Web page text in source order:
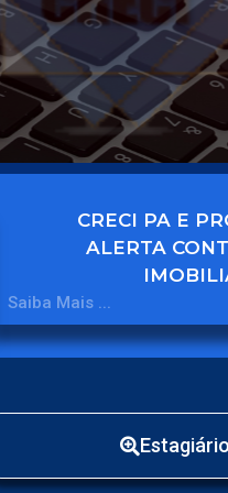
CRECI PA E
ALERTA
Saiba Mais ...